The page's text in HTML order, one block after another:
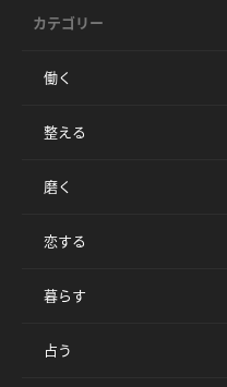
カテゴリー
働く
整える
磨く
恋する
暮らす
占う